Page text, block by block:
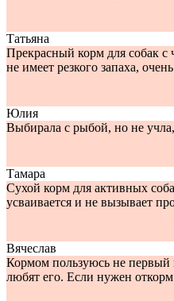
Татьяна
Прекрасный корм для собак
не имеет резкого запаха,
Юлия
Выбирала с рыбой, но не
Тамара
Сухой корм для активных
усваивается и не вызывает
Вячеслав
Кормом пользуюсь не первый
любят его. Если нужен